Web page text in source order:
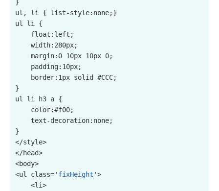
}
ul, li { list-style:none;}
ul li {
}
ul li h3 a {
}
</style>
</head>
<body>
<ul class=' fixHeight '>